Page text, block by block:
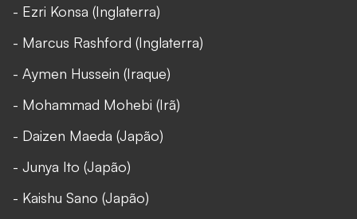
- Ezri Konsa (Inglaterra)
- Marcus Rashford (Inglaterra)
- Aymen Hussein (Iraque)
- Mohammad Mohebi (Irã)
- Daizen Maeda (Japão)
- Junya Ito (Japão)
- Kaishu Sano (Japão)